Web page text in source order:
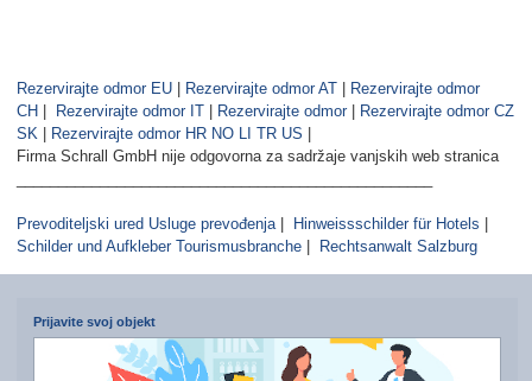
Rezervirajte odmor EU Rezervirajte odmor AT
Rezervirajte odmor
CH
Rezervirajte odmor IT Rezervirajte odmor|
Rezervirajte odmor CZ
SK
Rezervirajte odmor HR NO LI TR US
Firma Schrall GmbH nije odgovorna za sadržaje vanjskih web stranica
Prevoditeljski ured Usluge prevođenja| Hinweissschilder für Hotels
Schilder und Aufkleber Tourismusbranche
Rechtsanwalt Salzburg
Prijavite svoj objekt